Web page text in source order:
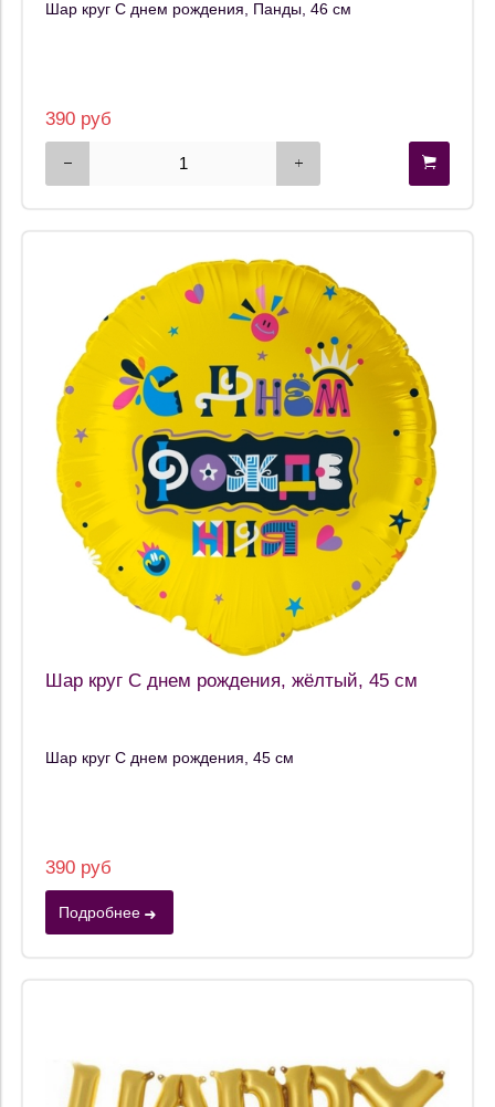
Шар круг С днем рождения, Панды, 46 см
390 руб
Шар круг С днем рождения, жёлтый, 45 см
Шар круг С днем рождения, 45 см
390 руб
Подробнее